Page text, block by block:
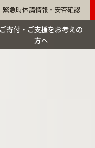
緊急時休講情報・安否確認
ご寄付・ご支援をお考えの
方へ